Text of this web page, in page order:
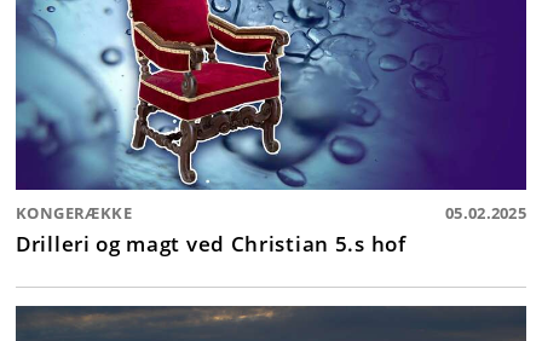
KONGERÆKKE 05.02.2025
Drilleri og magt ved Christian 5.s hof